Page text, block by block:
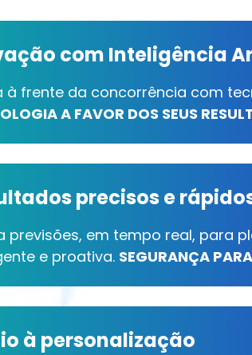
com Inteligência
à frente da concorrência com
A FAVOR DOS SEUS
precisos e
previsões, em tempo real, para
e proativa. SEGURANÇA
à personalização